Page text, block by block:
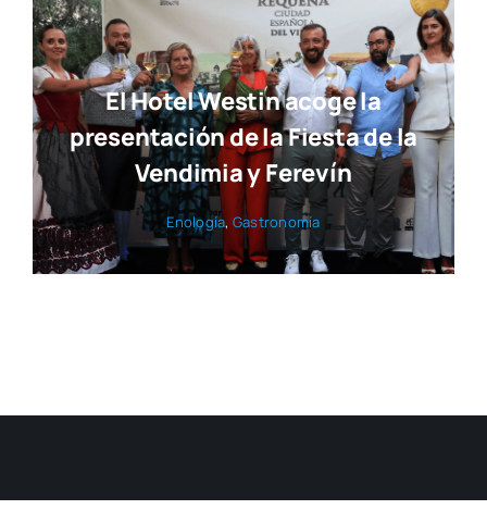
El Hotel Westin acoge la
presentación de la Fiesta de la
Vendimia y Ferevín
Eno­lo­gía, Gas­tro­no­mía